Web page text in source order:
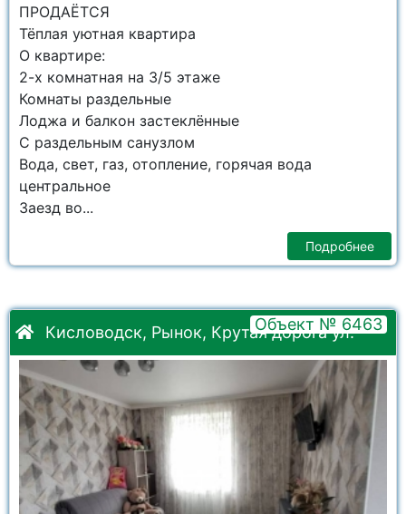
ПРОДАЁТСЯ
Тёплая уютная квартира
О квартире:
2-х комнатная на 3/5 этаже
Комнаты раздельные
Лоджа и балкон застеклённые
С раздельным санузлом
Вода, свет, газ, отопление, горячая вода
центральное
Заезд во...
Подробнее
Кисловодск, Рынок, Крутая дорога ул.
Объект № 6463